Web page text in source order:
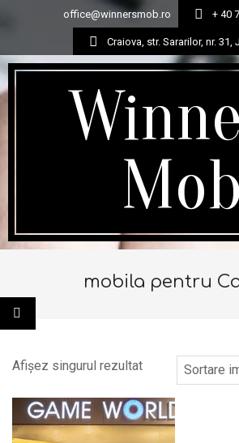
office@winnersmob.ro + 40
Craiova, str. Sararilor, nr. 31,
Skip
to
Mob
Menu
mobila pentru
Afișez singurul rezultat